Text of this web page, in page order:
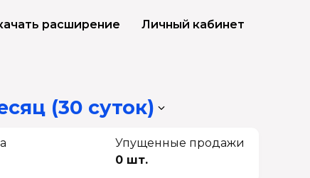
расширение Личный кабинет
(30 суток)
Упущенные продажи
0 шт.